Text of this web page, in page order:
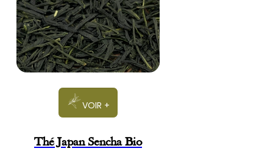
VOIR +
Thé Japan Sencha Bio